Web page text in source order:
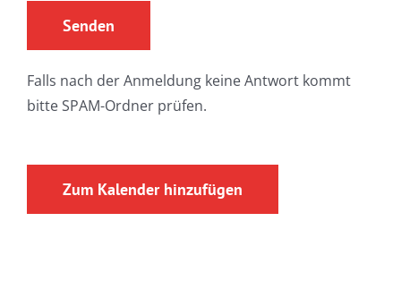
Falls nach der Anmeldung keine Antwort kommt
bitte SPAM-Ordner prüfen.
Zum Kalender hinzufügen